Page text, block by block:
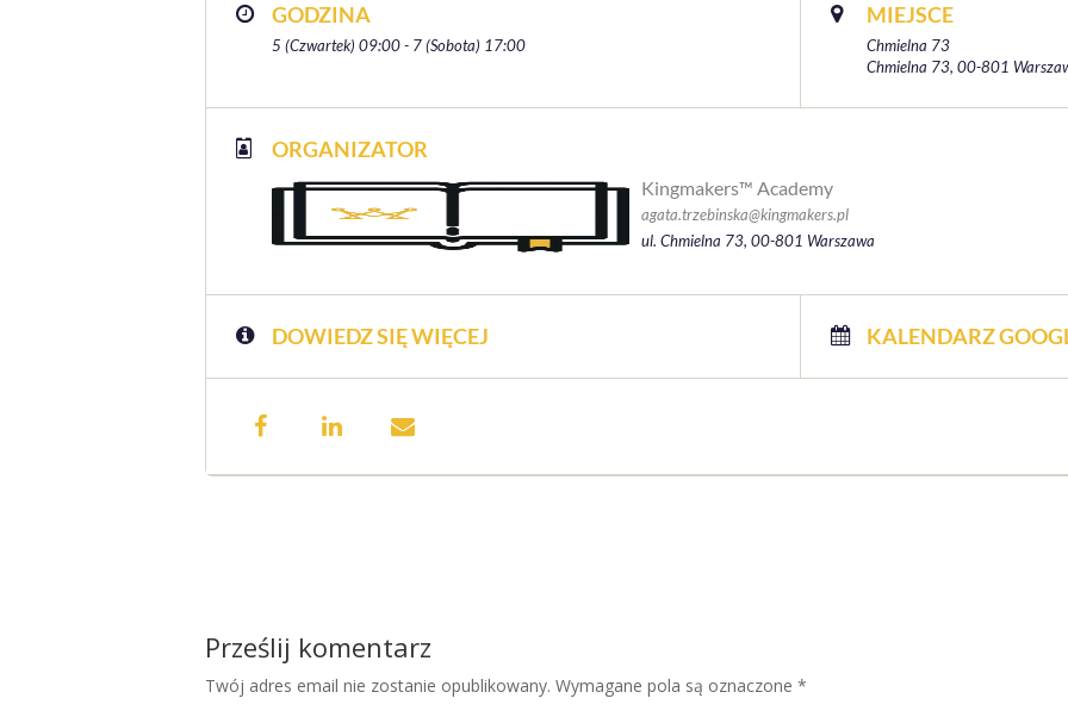
GODZINA
5 (Czwartek) 09:00 - 7 (Sobota) 17:00
MIEJSCE
Chmielna 73
Chmielna 73, 00-801
ORGANIZATOR
Kingmakers™ Academy
agata.trzebinska@kingmakers.pl
ul. Chmielna 73, 00-801 Warszawa
DOWIEDZ SIĘ WIĘCEJ KALENDARZ
Prześlij komentarz
Twój adres email nie zostanie opublikowany. Wymagane pola są oznaczone *